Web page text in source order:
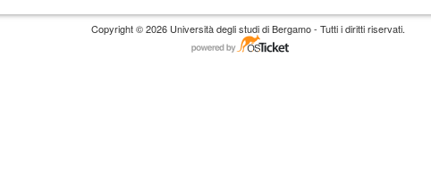
Copyright © 2026 Università degli studi di Bergamo - Tutti i diritti riservati.